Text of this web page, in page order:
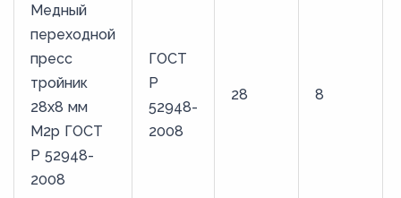
Медный
переходной
пресс
тройник
28х8 мм
М2р ГОСТ
Р 52948-
2008
ГОСТ
Р
52948-
2008
28 8